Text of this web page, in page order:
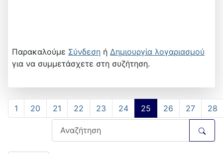
Παρακαλούμε Σύνδεση ή Δημιουργία λογαριασμού
για να συμμετάσχετε στη συζήτηση.
1 20 21 22 23 24 25 26 27 28